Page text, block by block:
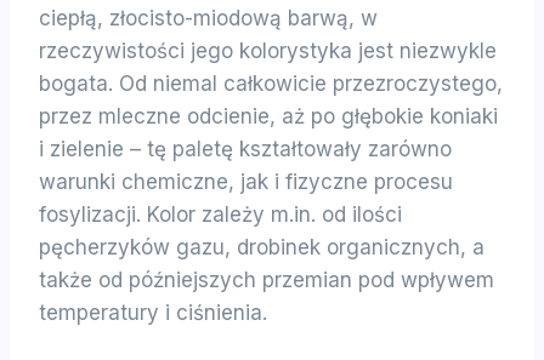
ciepłą, złocisto-miodową barwą, w
rzeczywistości jego kolorystyka jest niezwykle
bogata. Od niemal całkowicie przezroczystego,
przez mleczne odcienie, aż po głębokie koniaki
i zielenie – tę paletę kształtowały zarówno
warunki chemiczne, jak i fizyczne procesu
fosylizacji. Kolor zależy m.in. od ilości
pęcherzyków gazu, drobinek organicznych, a
także od późniejszych przemian pod wpływem
temperatury i ciśnienia.